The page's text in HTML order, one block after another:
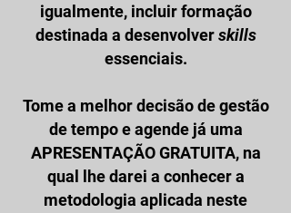
igualmente, incluir formação
destinada a desenvolverskills
essenciais.
Tome a melhor decisão de gestão
de tempo e agende já uma
APRESENTAÇÃO GRATUITA, na
qual lhe darei a conhecer a
metodologia aplicada neste